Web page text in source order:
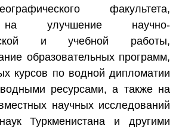
факультета,
на улучшение научно-
и учебной работы,
образовательных программ,
курсов по водной дипломатии
ресурсами, а также на
научных исследований
Туркменистана и другими